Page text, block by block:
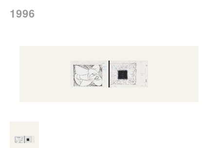
1996